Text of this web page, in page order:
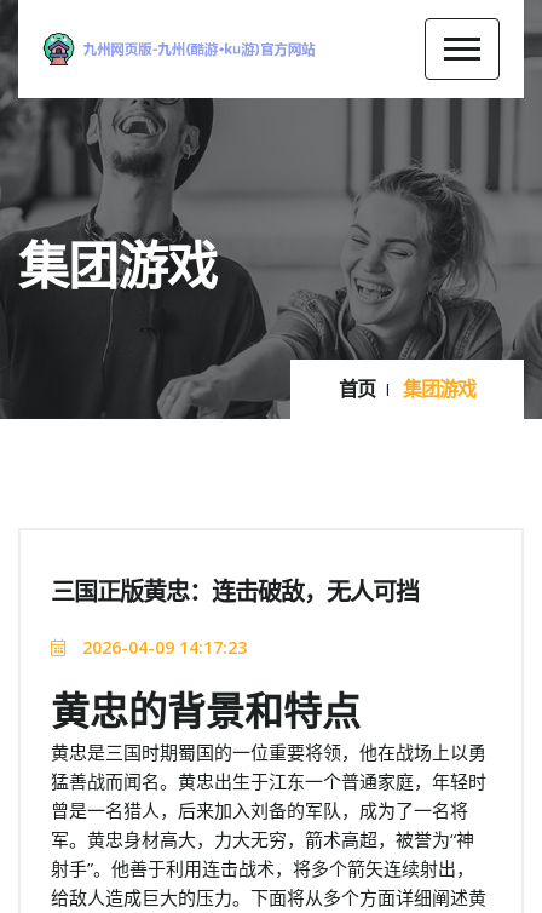
集团游戏
首页 集团游戏
三国正版黄忠：连击破敌，无人可挡
2026-04-09 14:17:23
黄忠的背景和特点
黄忠是三国时期蜀国的一位重要将领，他在战场上以勇
猛善战而闻名。黄忠出生于江东一个普通家庭，年轻时
曾是一名猎人，后来加入刘备的军队，成为了一名将
军。黄忠身材高大，力大无穷，箭术高超，被誉为“神
射手”。他善于利用连击战术，将多个箭矢连续射出，
给敌人造成巨大的压力。下面将从多个方面详细阐述黄